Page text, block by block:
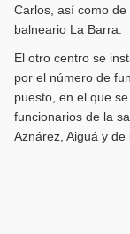
Carlos, así como
balneario La Barra.
El otro centro se
por el número de
puesto, en el que
funcionarios de la
Aznárez, Aiguá y de